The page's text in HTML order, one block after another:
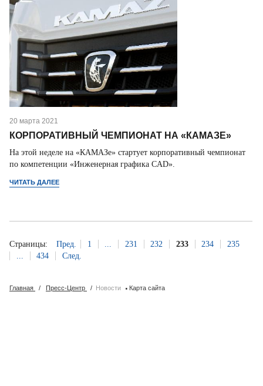
20 марта 2021
КОРПОРАТИВНЫЙ ЧЕМПИОНАТ НА «КАМАЗЕ»
На этой неделе на «КАМАЗе» стартует корпоративный чемпионат
по компетенции «Инженерная графика CAD».
ЧИТАТЬ ДАЛЕЕ
Страницы: Пред. 1 ... 231 232 233 234
235
...
434 След.
Главная / Пресс-Центр / Новости · Карта сайта